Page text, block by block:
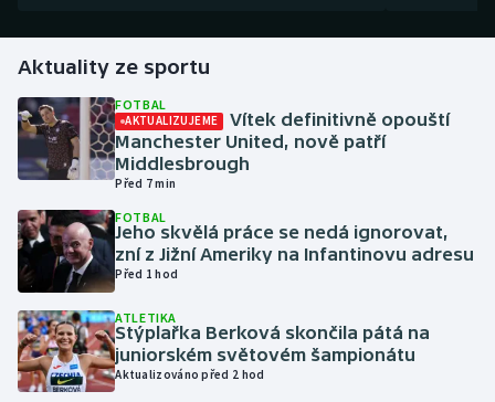
Golf
Gymnastika
Házená
Jezdectví
Judo
Krasobruslení
Lezení
Aktuality ze sportu
FOTBAL
AKTUALIZUJEME
Vítek definitivně opouští
Manchester United, nově patří
Middlesbrough
Před 7 min
FOTBAL
Jeho skvělá práce se nedá ignorovat,
zní z Jižní Ameriky na Infantinovu adresu
Před 1 hod
ATLETIKA
Stýplařka Berková skončila pátá na
juniorském světovém šampionátu
Aktualizováno před 2 hod